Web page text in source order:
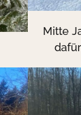
Mitte